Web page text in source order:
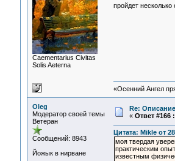
Сaementarius Civitas
Solis Aeterna
пройдет несколько
«Осенний Ангел
Oleg
Модератор своей темы
Ветеран
Сообщений: 8943
Йожык в нирване
Re:
« Ответ #166 :
Цитата: Mikle от
моя твердая
практическим
известным